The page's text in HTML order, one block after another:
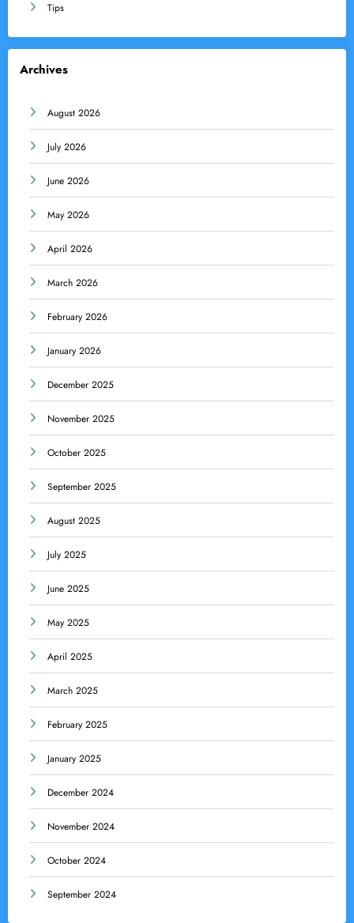
Tips
Archives
August 2026
July 2026
June 2026
May 2026
April 2026
March 2026
February 2026
January 2026
December 2025
November 2025
October 2025
September 2025
August 2025
July 2025
June 2025
May 2025
April 2025
March 2025
February 2025
January 2025
December 2024
November 2024
October 2024
September 2024